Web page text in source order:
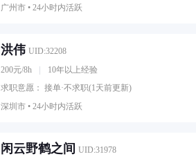
广州市 • 24小时内活跃
洪伟 UID:32208
200元/8h
10年以上经验
求职意愿： 接单·不求职(1天前更新)
深圳市 • 24小时内活跃
闲云野鹤之间 UID:31978